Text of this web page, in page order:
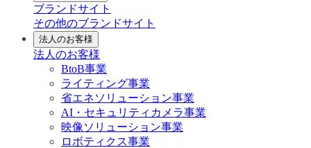
ブランドサイト
その他のブランドサイト
法人のお客様
法人のお客様
BtoB事業
ライティング事業
省エネソリューション事業
AI・セキュリティカメラ事業
映像ソリューション事業
ロボティクス事業